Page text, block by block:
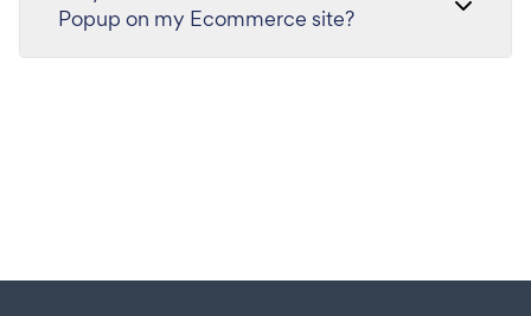
Popup on my Ecommerce site?